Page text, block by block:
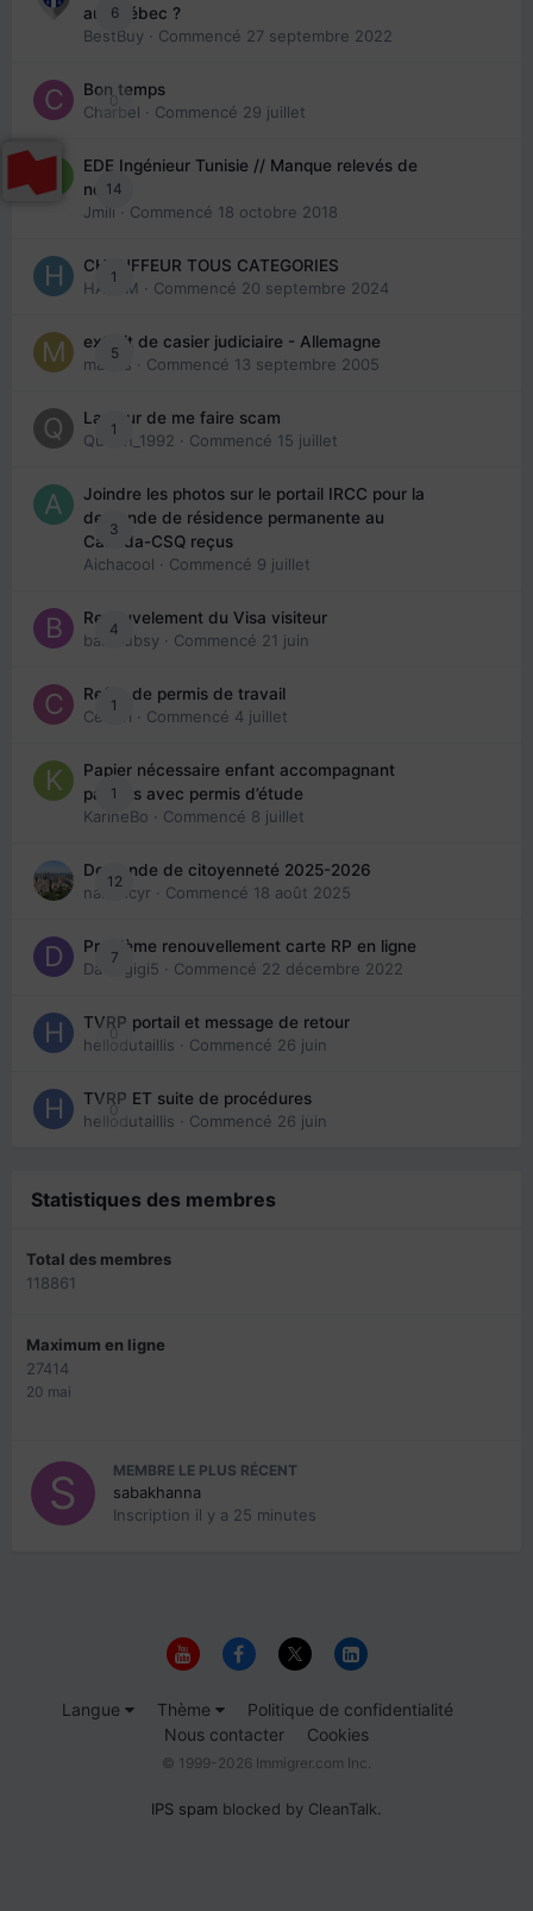
6
au Québec ?
BestBuy · Commencé 27 septembre 2022
0
Bon temps
Charbel · Commencé 29 juillet
14
EDE Ingénieur Tunisie // Manque relevés de
note
Jmili · Commencé 18 octobre 2018
1
CHAUFFEUR TOUS CATEGORIES
HAZEM · Commencé 20 septembre 2024
5
extrait de casier judiciaire - Allemagne
maries · Commencé 13 septembre 2005
1
La peur de me faire scam
Queen_1992 · Commencé 15 juillet
3
Joindre les photos sur le portail IRCC pour la
demande de résidence permanente au
Canada-CSQ reçus
Aichacool · Commencé 9 juillet
4
Renouvelement du Visa visiteur
babibubsy · Commencé 21 juin
1
Refus de permis de travail
Cedbri · Commencé 4 juillet
1
Papier nécessaire enfant accompagnant
parents avec permis d’étude
KarineBo · Commencé 8 juillet
12
Demande de citoyenneté 2025-2026
nanancyr · Commencé 18 août 2025
7
Problème renouvellement carte RP en ligne
Davidgigi5 · Commencé 22 décembre 2022
0
TVRP portail et message de retour
hellodutaillis · Commencé 26 juin
0
TVRP ET suite de procédures
hellodutaillis · Commencé 26 juin
Statistiques des membres
Total des membres
118861
Maximum en ligne
27414
20 mai
MEMBRE LE PLUS RÉCENT
sabakhanna
Inscription il y a 25 minutes
Langue Thème
Politique de confidentialité
Nous contacter
Cookies
© 1999-2026 Immigrer.com Inc.
IPS spam blocked by CleanTalk.